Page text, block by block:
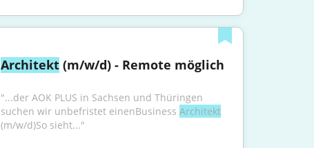
Architekt (m/w/d) - Remote möglich
"...der AOK PLUS in Sachsen und Thüringen
suchen wir unbefristet einenBusiness Architekt
(m/w/d)So sieht..."